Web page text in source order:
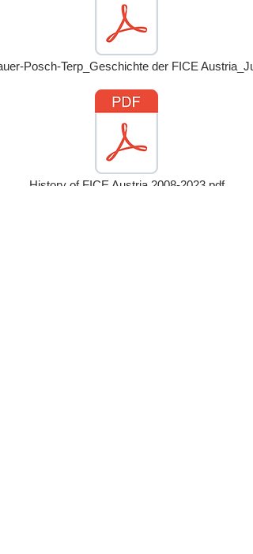
Posch-Terp_Geschichte der FICE
History of FICE Austria 2008-2023.pdf